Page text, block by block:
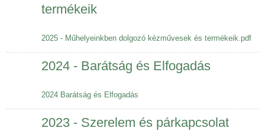
termékeik
2025 - Műhelyeinkben dolgozó kézművesek és termékeik.pdf
2024 - Barátság és Elfogadás
2024 Barátság és Elfogadás
2023 - Szerelem és párkapcsolat